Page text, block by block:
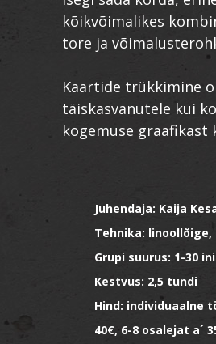
kõikvõimalikes
tore ja
Kaartide trükkimine
täiskasvanutele kui
kogemuse
Juhendaja: Kaija
Tehnika:
Grupi suurus: 1-30
Kestvus: 2,5 tundi
Hind: individuaalne
40€, 6-8 osalejat a´